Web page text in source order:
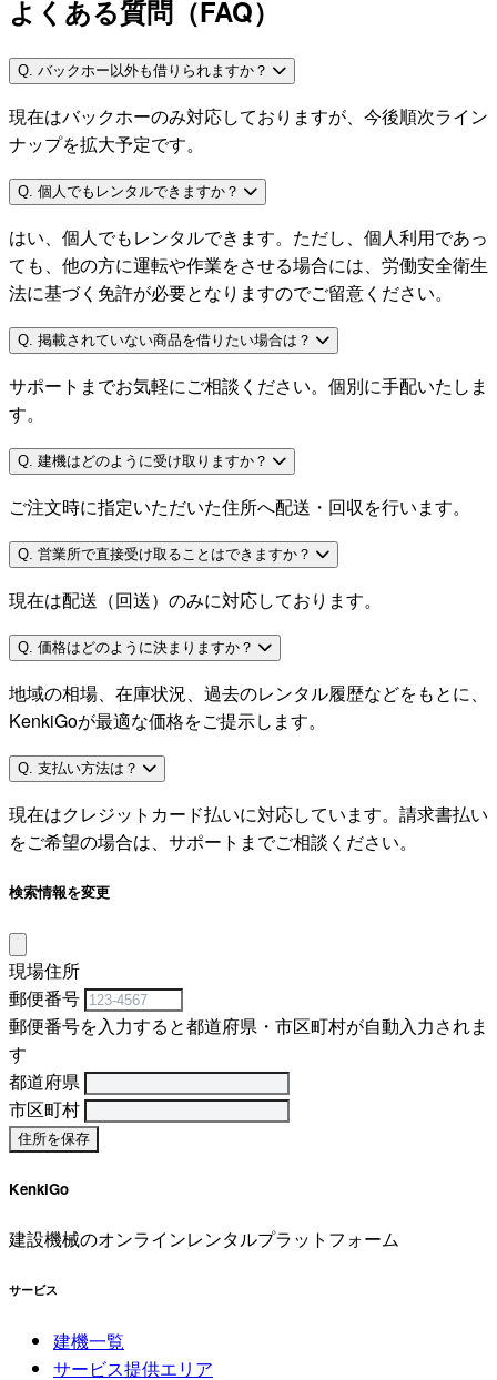
よくある質問（FAQ）
Q. バックホー以外も借りられますか？
現在はバックホーのみ対応しておりますが、今後順次ライン
ナップを拡大予定です。
Q. 個人でもレンタルできますか？
はい、個人でもレンタルできます。ただし、個人利用であっ
ても、他の方に運転や作業をさせる場合には、労働安全衛生
法に基づく免許が必要となりますのでご留意ください。
Q. 掲載されていない商品を借りたい場合は？
サポートまでお気軽にご相談ください。個別に手配いたしま
す。
Q. 建機はどのように受け取りますか？
ご注文時に指定いただいた住所へ配送・回収を行います。
Q. 営業所で直接受け取ることはできますか？
現在は配送（回送）のみに対応しております。
Q. 価格はどのように決まりますか？
地域の相場、在庫状況、過去のレンタル履歴などをもとに、
KenkiGoが最適な価格をご提示します。
Q. 支払い方法は？
現在はクレジットカード払いに対応しています。請求書払い
をご希望の場合は、サポートまでご相談ください。
検索情報を変更
現場住所
郵便番号
郵便番号を入力すると都道府県・市区町村が自動入力されま
す
都道府県
市区町村
KenkiGo
建設機械のオンラインレンタルプラットフォーム
サービス
建機一覧
サービス提供エリア